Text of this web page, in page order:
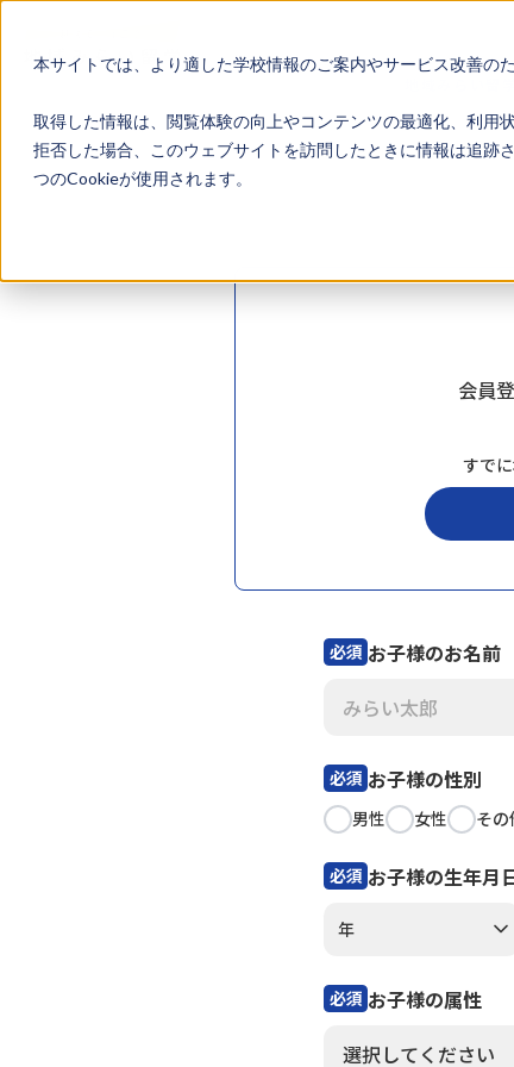
本サイトでは、より適した学校情報のご案内やサービス改善の
取得した情報は、閲覧体験の向上やコンテンツの最適化、利用
拒否した場合、このウェブサイトを訪問したときに情報は追跡
つのCookieが使用されます。
会員
すで
必須 お子様のお名前
必須 お子様の性別
男性 女性 その
必須 お子様の生年月
必須 お子様の属性